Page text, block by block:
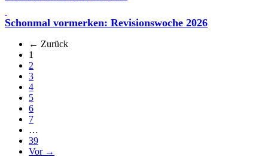
Schonmal vormerken: Revisionswoche 2026
← Zurück
1
2
3
4
5
6
7
…
39
Vor →